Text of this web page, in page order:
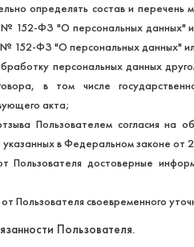
определять состав и
152-ФЗ "О персональных данных" и
152-ФЗ "О персональных данных"
персональных данных
в том числе
акта;
Пользователем согласия на
указанных в Федеральном законе
Пользователя достоверные
Пользователя своевременного
Пользователя.